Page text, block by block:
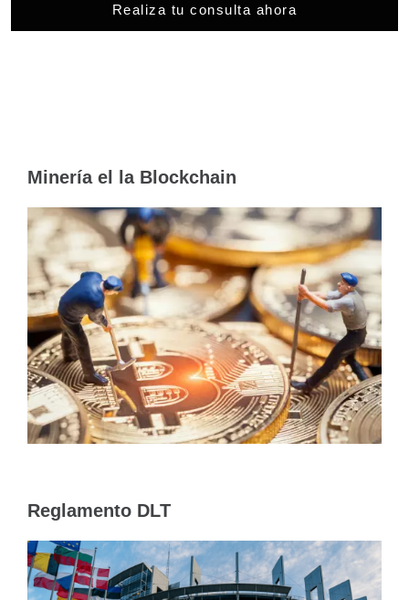
Realiza tu consulta ahora
Minería el la Blockchain
Reglamento DLT